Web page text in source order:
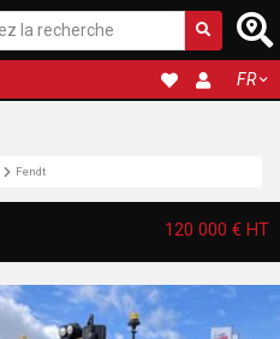
FR
Fendt
120 000 € HT